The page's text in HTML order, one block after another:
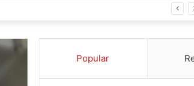
Popular